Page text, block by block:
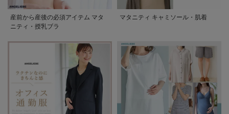
産前から産後の必須アイテム マタ
ニティ・授乳ブラ
マタニティ キャミソール・肌着